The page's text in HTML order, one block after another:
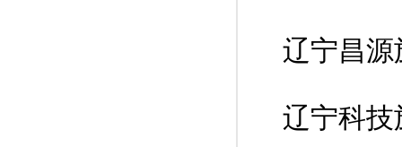
辽宁昌
辽宁科